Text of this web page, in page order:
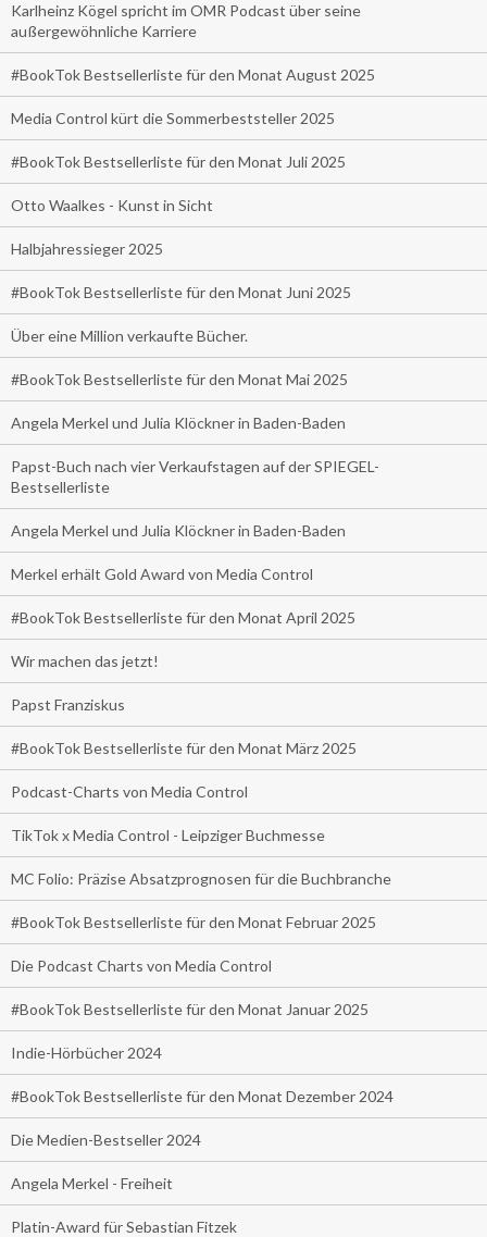
Karlheinz Kögel spricht im OMR Podcast über seine
außergewöhnliche Karriere
#BookTok Bestsellerliste für den Monat August 2025
Media Control kürt die Sommerbeststeller 2025
#BookTok Bestsellerliste für den Monat Juli 2025
Otto Waalkes - Kunst in Sicht
Halbjahressieger 2025
#BookTok Bestsellerliste für den Monat Juni 2025
Über eine Million verkaufte Bücher.
#BookTok Bestsellerliste für den Monat Mai 2025
Angela Merkel und Julia Klöckner in Baden-Baden
Papst-Buch nach vier Verkaufstagen auf der SPIEGEL-
Bestsellerliste
Angela Merkel und Julia Klöckner in Baden-Baden
Merkel erhält Gold Award von Media Control
#BookTok Bestsellerliste für den Monat April 2025
Wir machen das jetzt!
Papst Franziskus
#BookTok Bestsellerliste für den Monat März 2025
Podcast-Charts von Media Control
TikTok x Media Control - Leipziger Buchmesse
MC Folio: Präzise Absatzprognosen für die Buchbranche
#BookTok Bestsellerliste für den Monat Februar 2025
Die Podcast Charts von Media Control
#BookTok Bestsellerliste für den Monat Januar 2025
Indie-Hörbücher 2024
#BookTok Bestsellerliste für den Monat Dezember 2024
Die Medien-Bestseller 2024
Angela Merkel - Freiheit
Platin-Award für Sebastian Fitzek